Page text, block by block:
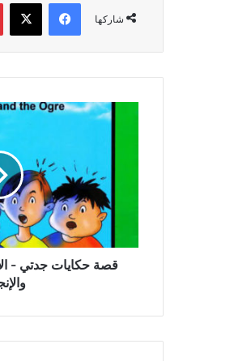
شاركها
حكايات
الأصدقاء
بالعربية
والإنجليزية
قصة حكايات جدتي -